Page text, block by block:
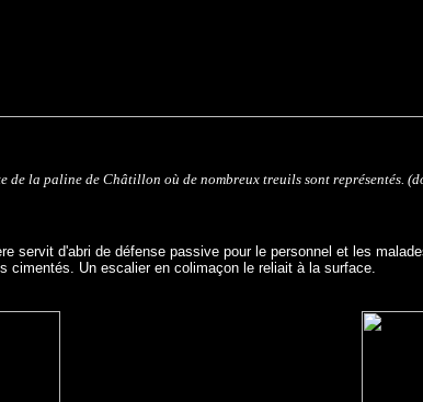
de la paline de Châtillon où de nombreux treuils sont représentés.
servit d'abri de défense passive pour le personnel et les
cimentés. Un escalier en colimaçon le reliait à la surface.